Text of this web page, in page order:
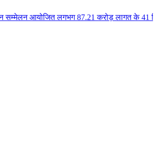
करोड़ लागत के 41 विकास कार्यों का किया